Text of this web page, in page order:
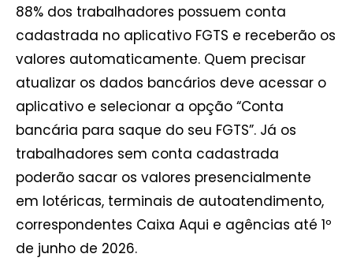
88% dos trabalhadores possuem conta
cadastrada no aplicativo FGTS e receberão os
valores automaticamente. Quem precisar
atualizar os dados bancários deve acessar o
aplicativo e selecionar a opção “Conta
bancária para saque do seu FGTS”. Já os
trabalhadores sem conta cadastrada
poderão sacar os valores presencialmente
em lotéricas, terminais de autoatendimento,
correspondentes Caixa Aqui e agências até 1º
de junho de 2026.